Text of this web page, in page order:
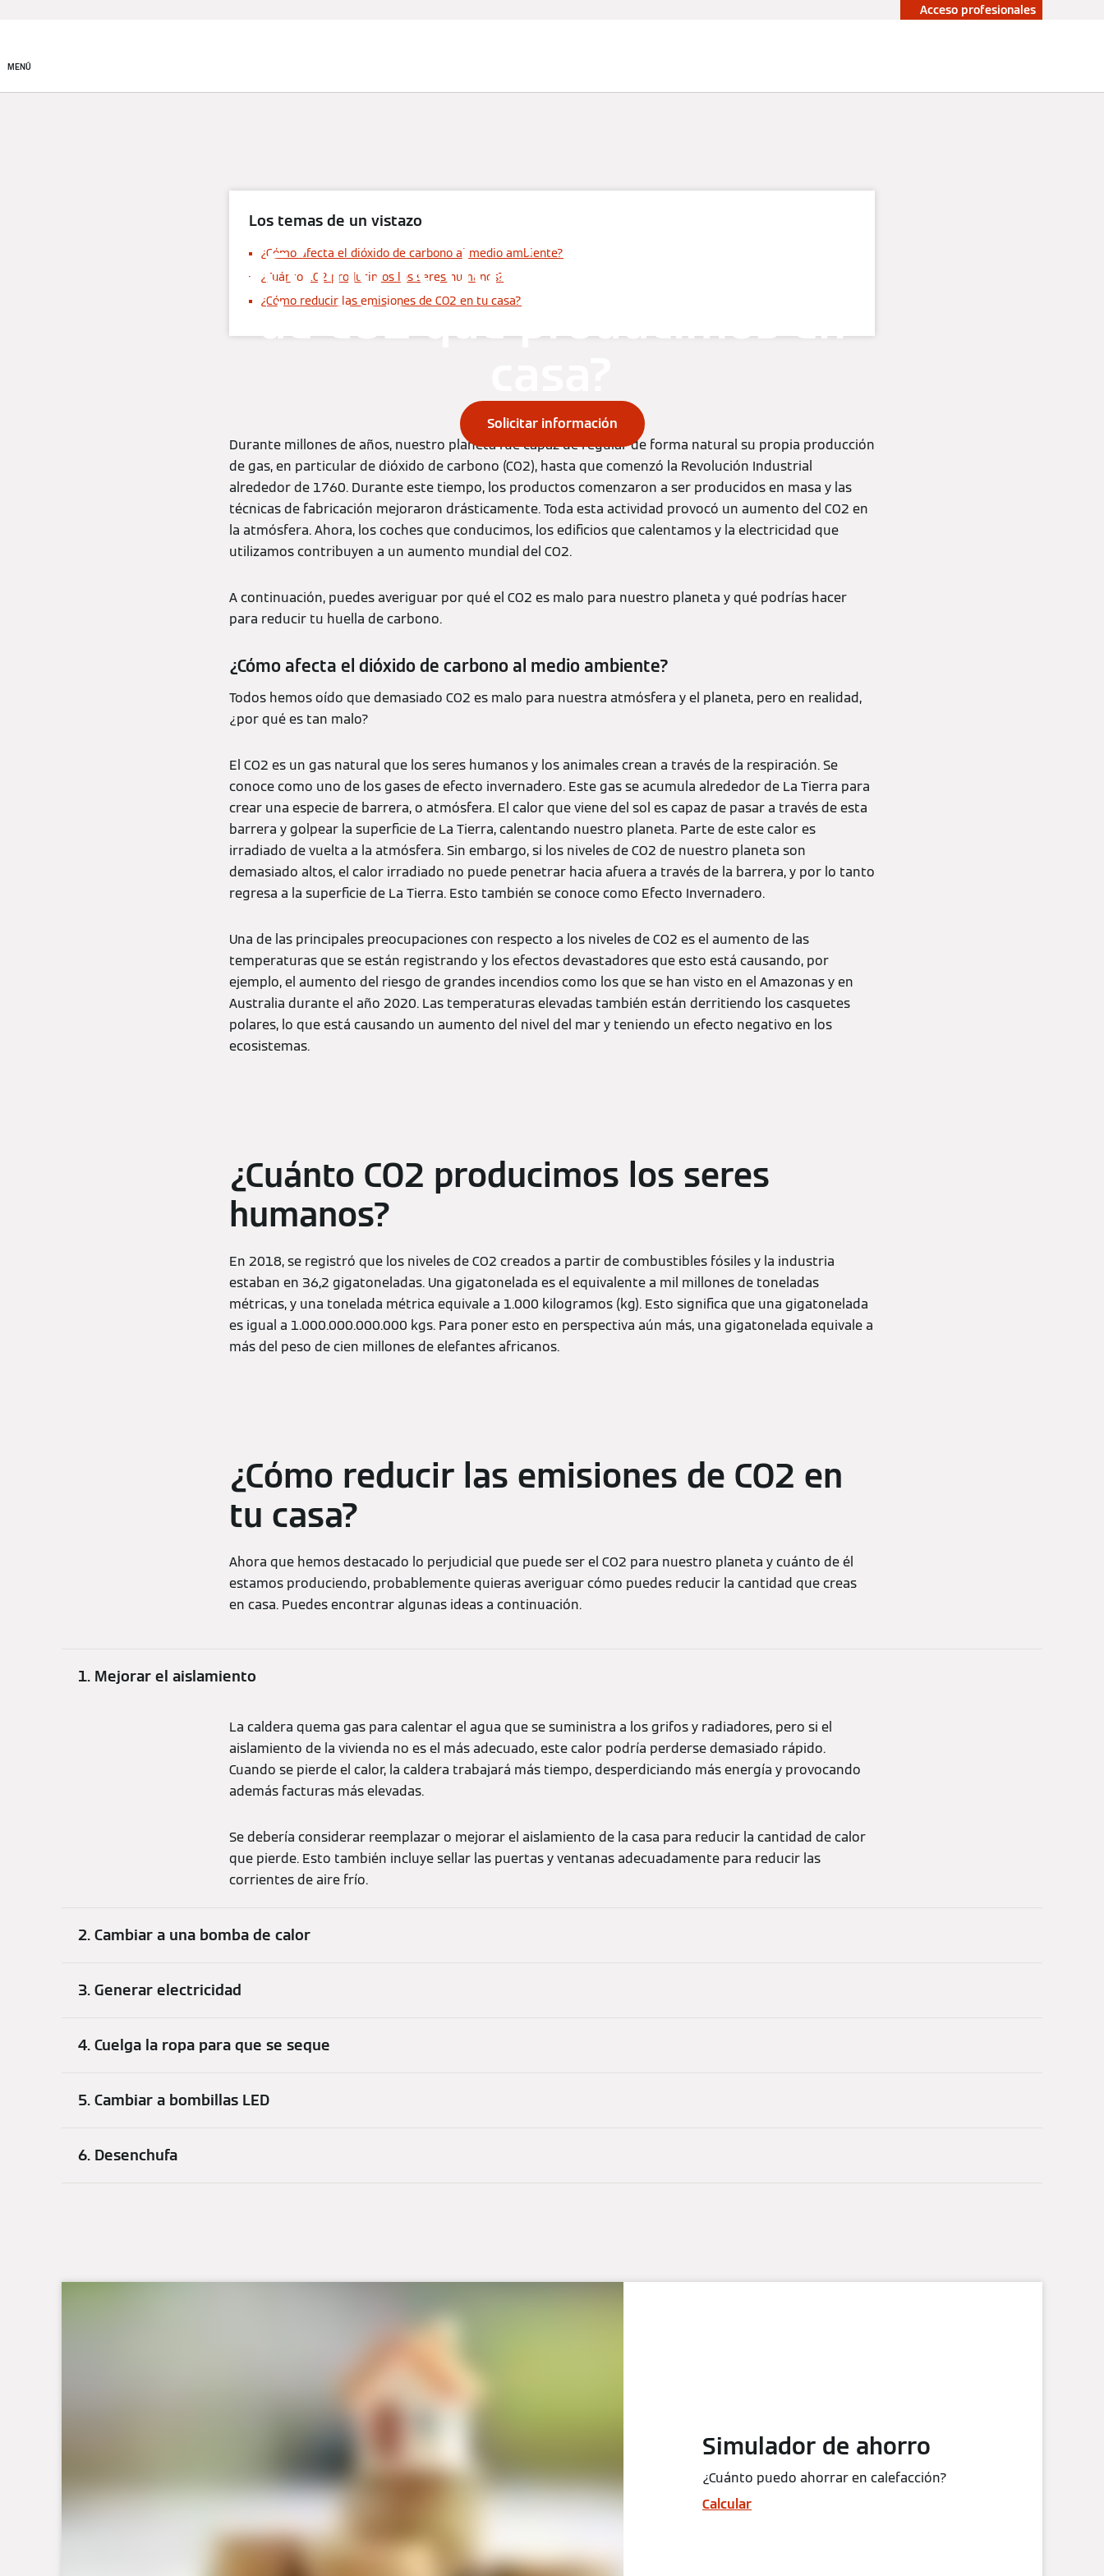
Acceso profesionales
MENÚ
¿Cómo reducir las emisiones
de CO2 que producimos en
Solicitar información
Los temas de un vistazo
¿Cómo afecta el dióxido de carbono al medio ambiente?
¿Cuánto CO2 producimos los seres humanos?
¿Cómo reducir las emisiones de CO2 en tu casa?
Durante millones de años, nuestro planeta fue capaz de regular de forma natural su propia producción
de gas, en particular de dióxido de carbono (CO2), hasta que comenzó la Revolución Industrial
alrededor de 1760. Durante este tiempo, los productos comenzaron a ser producidos en masa y las
técnicas de fabricación mejoraron drásticamente. Toda esta actividad provocó un aumento del CO2 en
la atmósfera. Ahora, los coches que conducimos, los edificios que calentamos y la electricidad que
utilizamos contribuyen a un aumento mundial del CO2.
A continuación, puedes averiguar por qué el CO2 es malo para nuestro planeta y qué podrías hacer
para reducir tu huella de carbono.
¿Cómo afecta el dióxido de carbono al medio ambiente?
Todos hemos oído que demasiado CO2 es malo para nuestra atmósfera y el planeta, pero en realidad,
¿por qué es tan malo?
El CO2 es un gas natural que los seres humanos y los animales crean a través de la respiración. Se
conoce como uno de los gases de efecto invernadero. Este gas se acumula alrededor de La Tierra para
crear una especie de barrera, o atmósfera. El calor que viene del sol es capaz de pasar a través de esta
barrera y golpear la superficie de La Tierra, calentando nuestro planeta. Parte de este calor es
irradiado de vuelta a la atmósfera. Sin embargo, si los niveles de CO2 de nuestro planeta son
demasiado altos, el calor irradiado no puede penetrar hacia afuera a través de la barrera, y por lo tanto
regresa a la superficie de La Tierra. Esto también se conoce como Efecto Invernadero.
Una de las principales preocupaciones con respecto a los niveles de CO2 es el aumento de las
temperaturas que se están registrando y los efectos devastadores que esto está causando, por
ejemplo, el aumento del riesgo de grandes incendios como los que se han visto en el Amazonas y en
Australia durante el año 2020. Las temperaturas elevadas también están derritiendo los casquetes
polares, lo que está causando un aumento del nivel del mar y teniendo un efecto negativo en los
ecosistemas.
¿Cuánto CO2 producimos los seres
humanos?
En 2018, se registró que los niveles de CO2 creados a partir de combustibles fósiles y la industria
estaban en 36,2 gigatoneladas. Una gigatonelada es el equivalente a mil millones de toneladas
métricas, y una tonelada métrica equivale a 1.000 kilogramos (kg). Esto significa que una gigatonelada
es igual a 1.000.000.000.000 kgs. Para poner esto en perspectiva aún más, una gigatonelada equivale a
más del peso de cien millones de elefantes africanos.
¿Cómo reducir las emisiones de CO2 en
tu casa?
Ahora que hemos destacado lo perjudicial que puede ser el CO2 para nuestro planeta y cuánto de él
estamos produciendo, probablemente quieras averiguar cómo puedes reducir la cantidad que creas
en casa. Puedes encontrar algunas ideas a continuación.
1. Mejorar el aislamiento
La caldera quema gas para calentar el agua que se suministra a los grifos y radiadores, pero si el
aislamiento de la vivienda no es el más adecuado, este calor podría perderse demasiado rápido.
Cuando se pierde el calor, la caldera trabajará más tiempo, desperdiciando más energía y provocando
además facturas más elevadas.
Se debería considerar reemplazar o mejorar el aislamiento de la casa para reducir la cantidad de calor
que pierde. Esto también incluye sellar las puertas y ventanas adecuadamente para reducir las
corrientes de aire frío.
2. Cambiar a una bomba de calor
3. Generar electricidad
4. Cuelga la ropa para que se seque
5. Cambiar a bombillas LED
6. Desenchufa
Simulador de ahorro
¿Cuánto puedo ahorrar en calefacción?
Calcular